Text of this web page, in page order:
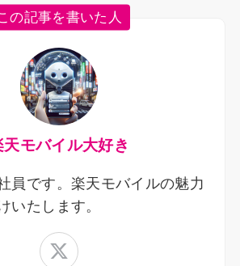
の記事を書いた人
天モバイル大好き
員です。楽天モバイルの魅力
いたします。